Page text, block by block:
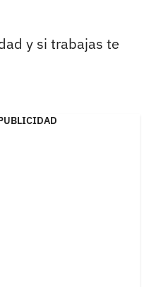
y si trabajas te